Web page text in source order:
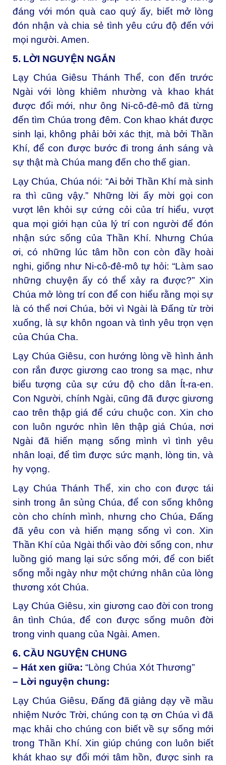
đáng với món quà cao quý ấy, biết mở lòng
đón nhận và chia sẻ tình yêu cứu độ đến với
mọi người. Amen.
5. LỜI NGUYỆN NGẮN
Lạy Chúa Giêsu Thánh Thể, con đến trước
Ngài với lòng khiêm nhường và khao khát
được đổi mới, như ông Ni-cô-đê-mô đã từng
đến tìm Chúa trong đêm. Con khao khát được
sinh lại, không phải bởi xác thịt, mà bởi Thần
Khí, để con được bước đi trong ánh sáng và
sự thật mà Chúa mang đến cho thế gian.
Lạy Chúa, Chúa nói: “Ai bởi Thần Khí mà sinh
ra thì cũng vậy.” Những lời ấy mời gọi con
vượt lên khỏi sự cứng cỏi của trí hiểu, vượt
qua mọi giới hạn của lý trí con người để đón
nhận sức sống của Thần Khí. Nhưng Chúa
ơi, có những lúc tâm hồn con còn đầy hoài
nghi, giống như Ni-cô-đê-mô tự hỏi: “Làm sao
những chuyện ấy có thể xảy ra được?” Xin
Chúa mở lòng trí con để con hiểu rằng mọi sự
là có thể nơi Chúa, bởi vì Ngài là Đấng từ trời
xuống, là sự khôn ngoan và tình yêu trọn vẹn
của Chúa Cha.
Lạy Chúa Giêsu, con hướng lòng về hình ảnh
con rắn được giương cao trong sa mạc, như
biểu tượng của sự cứu độ cho dân Ít-ra-en.
Con Người, chính Ngài, cũng đã được giương
cao trên thập giá để cứu chuộc con. Xin cho
con luôn ngước nhìn lên thập giá Chúa, nơi
Ngài đã hiến mạng sống mình vì tình yêu
nhân loại, để tìm được sức mạnh, lòng tin, và
hy vọng.
Lạy Chúa Thánh Thể, xin cho con được tái
sinh trong ân sủng Chúa, để con sống không
còn cho chính mình, nhưng cho Chúa, Đấng
đã yêu con và hiến mạng sống vì con. Xin
Thần Khí của Ngài thổi vào đời sống con, như
luồng gió mang lại sức sống mới, để con biết
sống mỗi ngày như một chứng nhân của lòng
thương xót Chúa.
Lạy Chúa Giêsu, xin giương cao đời con trong
ân tình Chúa, để con được sống muôn đời
trong vinh quang của Ngài. Amen.
6. CẦU NGUYỆN CHUNG
– Hát xen giữa: “Lòng Chúa Xót Thương”
– Lời nguyện chung:
Lạy Chúa Giêsu, Đấng đã giảng dạy về mầu
nhiệm Nước Trời, chúng con tạ ơn Chúa vì đã
mạc khải cho chúng con biết về sự sống mới
trong Thần Khí. Xin giúp chúng con luôn biết
khát khao sự đổi mới tâm hồn, được sinh ra